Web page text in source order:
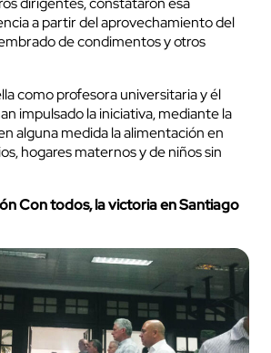
a partir del aprovechamiento del
de condimentos y otros
como profesora universitaria y él
impulsado la iniciativa, mediante la
alguna medida la alimentación en
hogares maternos y de niños sin
Con todos, la victoria en Santiago